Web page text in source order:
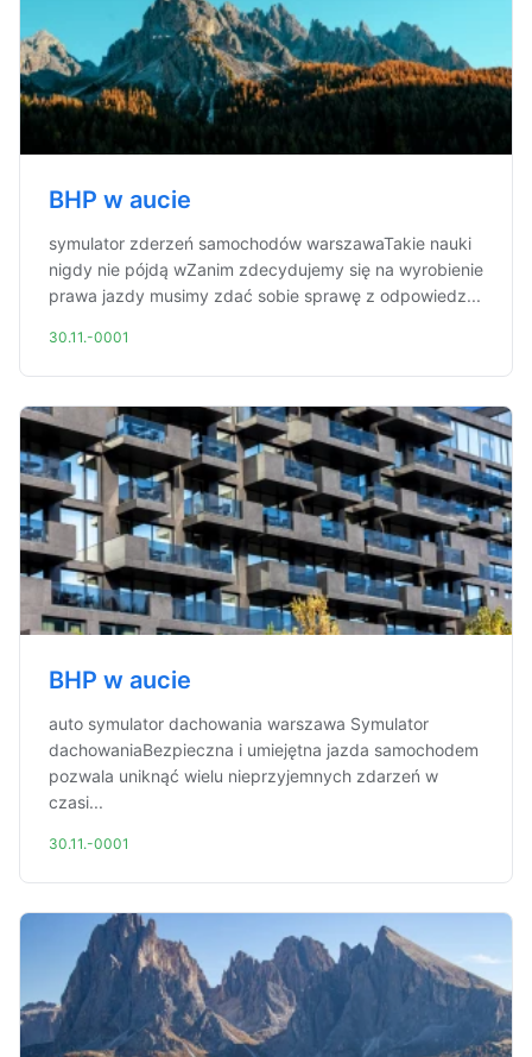
BHP w aucie
symulator zderzeń samochodów warszawaTakie nauki
nigdy nie pójdą wZanim zdecydujemy się na wyrobienie
prawa jazdy musimy zdać sobie sprawę z odpowiedz...
30.11.-0001
BHP w aucie
auto symulator dachowania warszawa Symulator
dachowaniaBezpieczna i umiejętna jazda samochodem
pozwala uniknąć wielu nieprzyjemnych zdarzeń w
czasi...
30.11.-0001